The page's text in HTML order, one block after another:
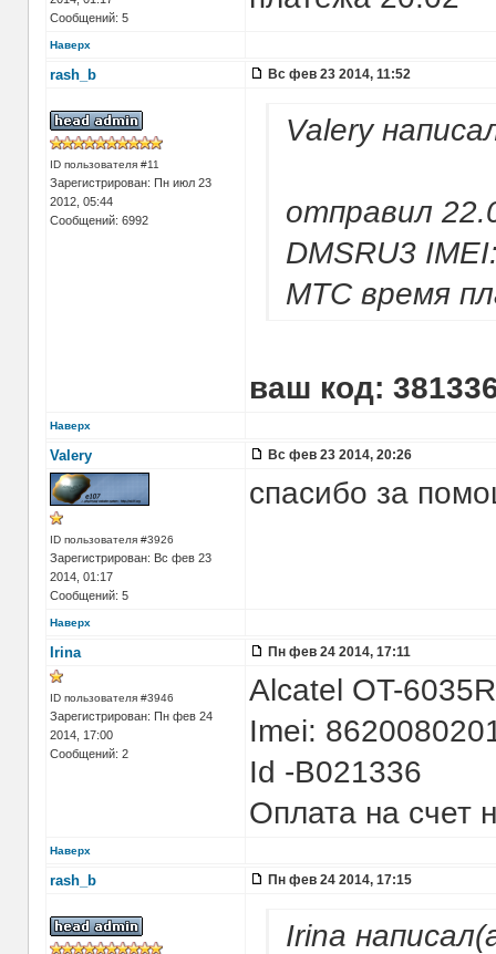
Сообщений: 5
Наверх
rash_b Вс фев 23 2014, 11:52
ID пользователя #11
Зарегистрирован: Пн июл 23
2012, 05:44
Сообщений: 6992
Valery
отправил
DMSRU3
МТС время
ваш код:
Наверх
Valery Вс фев 23 2014, 20:26
ID пользователя #3926
Зарегистрирован: Вс фев 23
2014, 01:17
Сообщений: 5
спасибо за
Наверх
Irina Пн фев 24 2014, 17:11
ID пользователя #3946
Зарегистрирован: Пн фев 24
2014, 17:00
Сообщений: 2
Alcatel OT-
Imei:
Id -B021336
Оплата на счет
Наверх
rash_b Пн фев 24 2014, 17:15
Irina